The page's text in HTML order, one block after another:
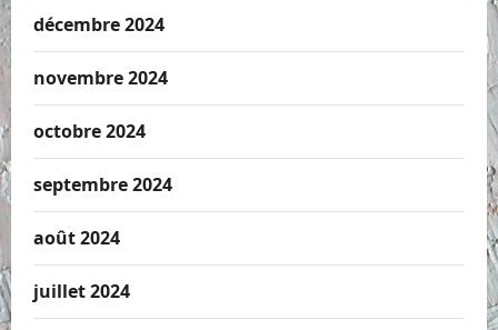
décembre 2024
novembre 2024
octobre 2024
septembre 2024
août 2024
juillet 2024